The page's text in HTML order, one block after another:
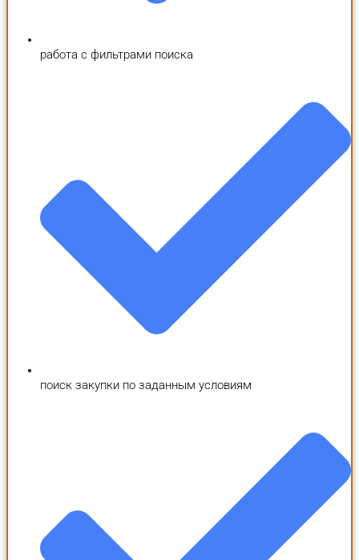
работа с фильтрами поиска
поиск закупки по заданным условиям